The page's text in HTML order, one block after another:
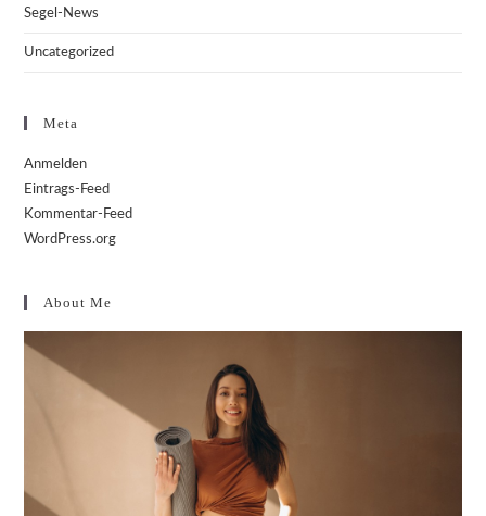
Segel-News
Uncategorized
Meta
Anmelden
Eintrags-Feed
Kommentar-Feed
WordPress.org
About Me